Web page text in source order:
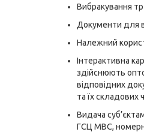
Вибракування
Документи для
Належний
Інтерактивна
здійснюють
відповідних
та їх складових
Видача
ГСЦ МВС,